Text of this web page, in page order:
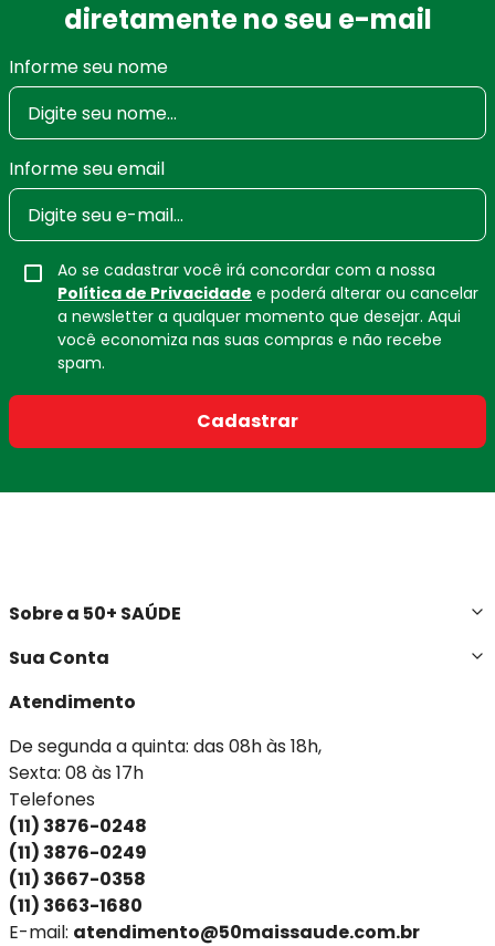
diretamente no seu e-mail
Informe seu nome
Informe seu email
Ao se cadastrar você irá concordar com a nossa
Política de Privacidade e poderá alterar ou cancelar
a newsletter a qualquer momento que desejar. Aqui
você economiza nas suas compras e não recebe
spam.
Cadastrar
Sobre a 50+ SAÚDE
Sua Conta
Atendimento
De segunda a quinta: das 08h às 18h,
Sexta: 08 às 17h
Telefones
(11) 3876-0248
(11) 3876-0249
(11) 3667-0358
(11) 3663-1680
E-mail: atendimento@50maissaude.com.br